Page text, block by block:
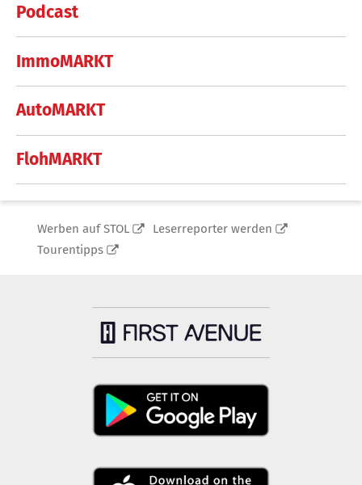
Podcast
ImmoMARKT
AutoMARKT
FlohMARKT
Werben auf STOL
Leserreporter werden
Tourentipps